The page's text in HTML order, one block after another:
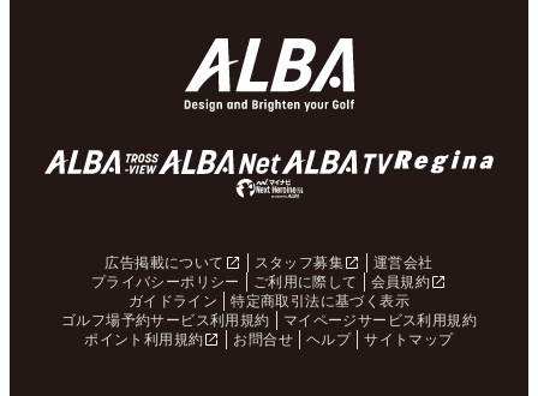
広告掲載について スタッフ募集
運営会社
プライバシーポリシー
ご利用に際して
会員規約
ガイドライン
特定商取引法に基づく表示
ゴルフ場予約サービス利用規約
マイページサービス利用規約
ポイント利用規約
お問合せ ヘルプ サイトマップ